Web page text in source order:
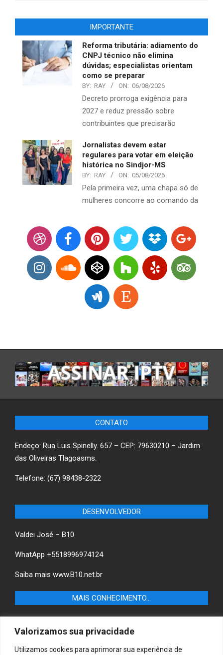
Valorizamos sua privacidade
Utilizamos cookies para aprimorar sua experiência de
IMPORTANTE
Reforma tributária: adiamento do
CNPJ técnico não elimina
dúvidas; especialistas orientam
como se preparar
BY: RAY ON: 06/08/2026
Decreto prorroga exigência para
2027 e reduz pressão sobre
contribuintes que precisarão
Jornalistas devem estar
regulares para votar em eleição
histórica no Sindjor-MS
BY: RAY ON: 05/08/2026
Pela primeira vez, uma chapa só de
mulheres concorre ao comando da
CONTATO
Endeço: Rua Luis Spinelly. 657 – CEP: 79630210 – Jardim
das Oliveiras Tlagoasms.
Telefone: (67) 98438-2322
DESENVOLVEDOR
Valdei José – B10
WhatApp +5518996974124
Saiba mais www.B10.net.br
MAIS CONHECIMENTO…
Castilho-SP e descubra as melhores empresas e serviços
locais.